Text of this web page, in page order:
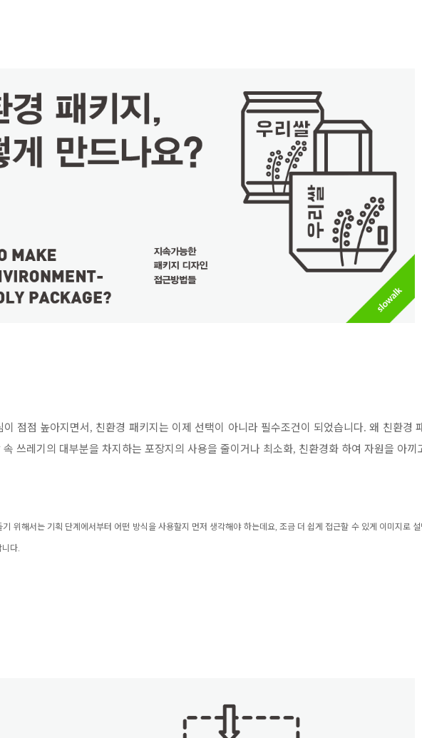
점점 높아지면서 , 친환경 패키지는 이제 선택이 아니라 필수조건이 되었습니다.왜 친환경
쓰레기의 대부분을 차지하는 포장지의 사용을 줄이거나 최소화, 친환경화 하여 자원을 아
기 위해서는 기획 단계에서부터 어떤 방식을 사용할지 먼저 생각해야 하는데요, 조금 더 쉽게 접근할 수 있게 이미지로
니다.